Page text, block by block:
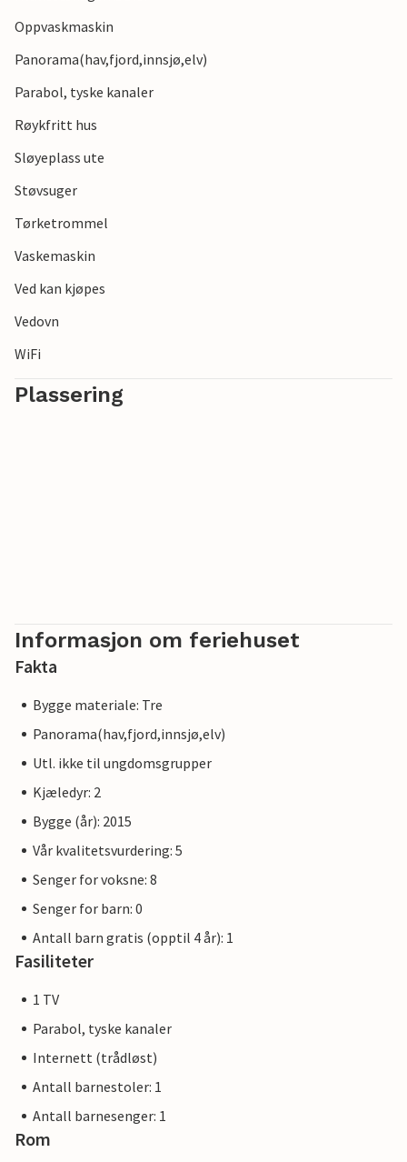
Oppvaskmaskin
Panorama(hav,fjord,innsjø,elv)
Parabol, tyske kanaler
Røykfritt hus
Sløyeplass ute
Støvsuger
Tørketrommel
Vaskemaskin
Ved kan kjøpes
Vedovn
WiFi
Plassering
Informasjon om feriehuset
Fakta
Bygge materiale: Tre
Panorama(hav,fjord,innsjø,elv)
Utl. ikke til ungdomsgrupper
Kjæledyr: 2
Bygge (år): 2015
Vår kvalitetsvurdering: 5
Senger for voksne: 8
Senger for barn: 0
Antall barn gratis (opptil 4 år): 1
Fasiliteter
1 TV
Parabol, tyske kanaler
Internett (trådløst)
Antall barnestoler: 1
Antall barnesenger: 1
Rom